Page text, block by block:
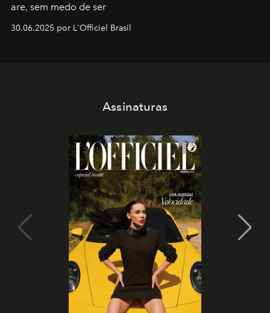
are, sem medo de ser
30.06.2025 por L'Officiel Brasil
Assinaturas